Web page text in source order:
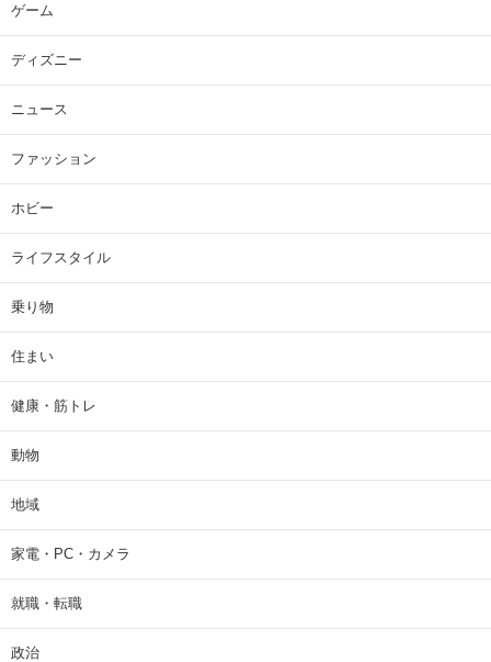
ゲーム
ディズニー
ニュース
ファッション
ホビー
ライフスタイル
乗り物
住まい
健康・筋トレ
動物
地域
家電・PC・カメラ
就職・転職
政治